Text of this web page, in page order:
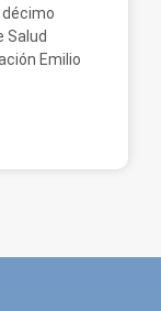
Salud
Emilio